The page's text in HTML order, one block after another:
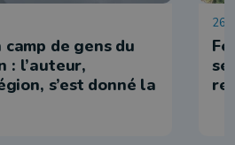
de gens du
: l’auteur,
s’est donné la
26